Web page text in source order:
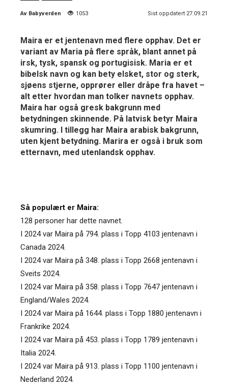
Av Babyverden 1053 Sist oppdatert 27.09.21
Maira er et jentenavn med flere opphav. Det er
variant av Maria på flere språk, blant annet på
irsk, tysk, spansk og portugisisk. Maria er et
bibelsk navn og kan bety elsket, stor og sterk,
sjøens stjerne, opprører eller dråpe fra havet –
alt etter hvordan man tolker navnets opphav.
Maira har også gresk bakgrunn med
betydningen skinnende. På latvisk betyr Maira
skumring. I tillegg har Maira arabisk bakgrunn,
uten kjent betydning. Marira er også i bruk som
etternavn, med utenlandsk opphav.
Så populært er Maira:
128 personer har dette navnet.
I 2024 var Maira på 794. plass i Topp 4103 jentenavn i
Canada 2024.
I 2024 var Maira på 348. plass i Topp 2668 jentenavn i
Sveits 2024.
I 2024 var Maira på 358. plass i Topp 7647 jentenavn i
England/Wales 2024.
I 2024 var Maira på 1644. plass i Topp 1880 jentenavn i
Frankrike 2024.
I 2024 var Maira på 453. plass i Topp 1789 jentenavn i
Italia 2024.
I 2024 var Maira på 913. plass i Topp 1100 jentenavn i
Nederland 2024.